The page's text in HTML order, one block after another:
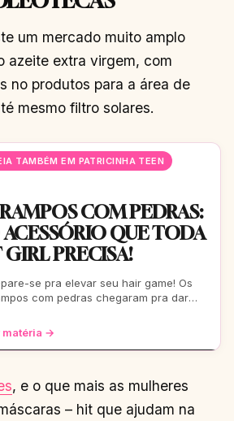
um mercado muito amplo
azeite extra virgem, com
no produtos para a área de
mesmo filtro solares.
TAMBÉM EM PATRICINHA TEEN
COM PEDRAS:
QUE TODA
GIRL PRECISA!
se pra elevar seu hair game! Os
com pedras chegaram pra dar
a uma festa b
matéria →
, e o que mais as mulheres
– hit que ajudam na